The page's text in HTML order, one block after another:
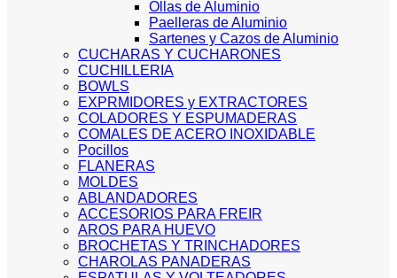
Ollas de Aluminio
Paelleras de Aluminio
Sartenes y Cazos de Aluminio
CUCHARAS Y CUCHARONES
CUCHILLERIA
BOWLS
EXPRMIDORES y EXTRACTORES
COLADORES Y ESPUMADERAS
COMALES DE ACERO INOXIDABLE
Pocillos
FLANERAS
MOLDES
ABLANDADORES
ACCESORIOS PARA FREIR
AROS PARA HUEVO
BROCHETAS Y TRINCHADORES
CHAROLAS PANADERAS